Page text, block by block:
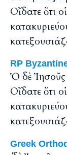
Οἴδατε ὅτι
RP
Ὁ δὲ Ἰησοῦς
Οἴδατε ὅτι
Greek